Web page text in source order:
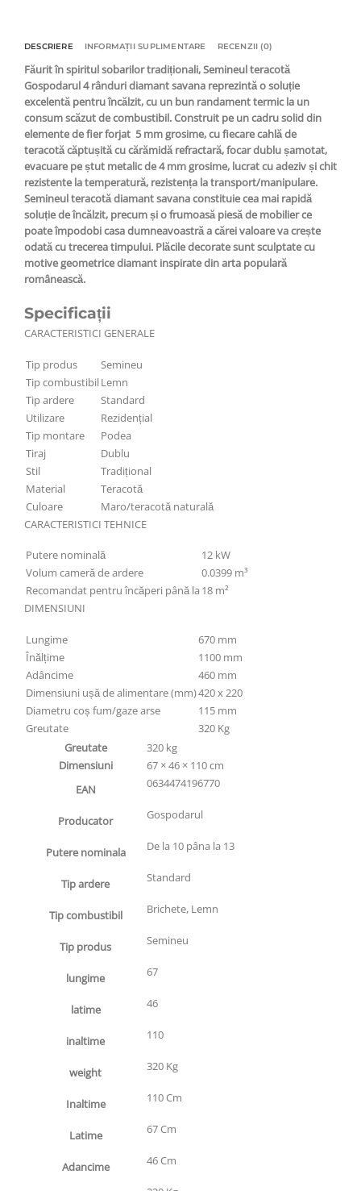
DESCRIERE INFORMAȚII SUPLIMENTARE RECENZII (0)
Făurit în spiritul sobarilor tradiționali, Semineul teracotă
Gospodarul 4 rânduri diamant savana reprezintă o soluție
excelentă pentru încălzit, cu un bun randament termic la un
consum scăzut de combustibil. Construit pe un cadru solid din
elemente de fier forjat 5 mm grosime, cu fiecare cahlă de
teracotă căptușită cu cărămidă refractară, focar dublu șamotat,
evacuare pe ștut metalic de 4 mm grosime, lucrat cu adeziv și chit
rezistente la temperatură, rezistența la transport/manipulare.
Semineul teracotă diamant savana constituie cea mai rapidă
soluție de încălzit, precum și o frumoasă piesă de mobilier ce
poate împodobi casa dumneavoastră a cărei valoare va crește
odată cu trecerea timpului. Plăcile decorate sunt sculptate cu
motive geometrice diamant inspirate din arta populară
românească.
Specificații
CARACTERISTICI GENERALE
Tip produs
Semineu
Tip combustibilLemn
Tip ardere
Standard
Utilizare
Rezidențial
Tip montare
Podea
Tiraj
Dublu
Stil
Tradițional
Material
Teracotă
Culoare
Maro/teracotă naturală
CARACTERISTICI TEHNICE
Putere nominală
12 kW
Volum cameră de ardere
0.0399 m³
Recomandat pentru încăperi până la 18 m²
DIMENSIUNI
Lungime
670 mm
Înălțime
1100 mm
Adâncime
460 mm
Dimensiuni ușă de alimentare (mm)420 x 220
Diametru coș fum/gaze arse
115 mm
Greutate
320 Kg
Greutate
320 kg
Dimensiuni
67 × 46 × 110 cm
EAN
0634474196770
Producator Gospodarul
Putere nominala De la 10 pâna la 13
Tip ardere Standard
Tip combustibil Brichete, Lemn
Tip produs Semineu
lungime 67
latime 46
inaltime 110
weight 320 Kg
Inaltime 110 Cm
Latime 67 Cm
Adancime 46 Cm